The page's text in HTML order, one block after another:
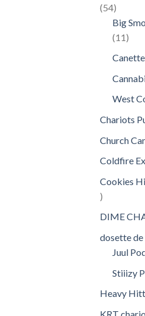
5454
Big
11 11
West
Chariots
Church
Coldfire
Cookies
9
DIME
dosette
Juul
Stiiizy
Heavy
KRT